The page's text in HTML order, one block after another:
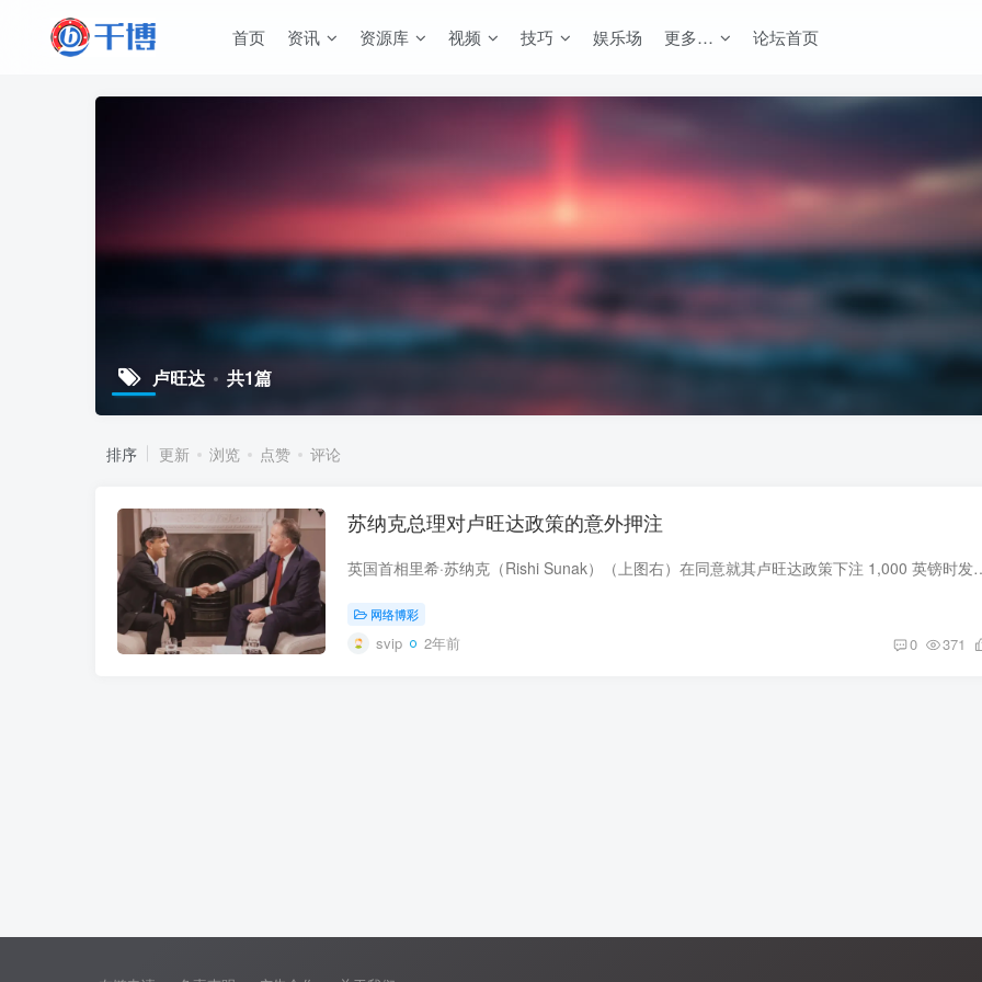
首页 资讯 资源库 视频 技巧 娱乐场 更多… 论坛首页
卢旺达 共1篇
排序 更新 浏览 点赞 评论
苏纳克总理对卢旺达政策的意外押注
英国首相里希·苏纳克（Rishi Sunak）（上图右）在同意就其卢旺
网络博彩
svip 2年前 0 371